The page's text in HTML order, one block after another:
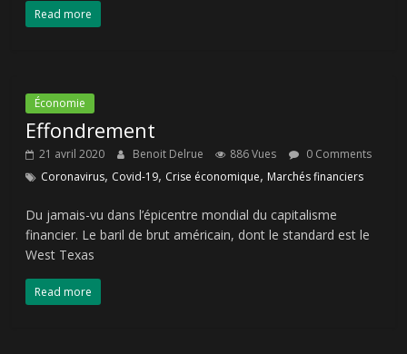
Read more
Économie
Effondrement
21 avril 2020 Benoit Delrue 886 Vues
0 Comments
Coronavirus, Covid-19, Crise économique, Marchés financiers
Du jamais-vu dans l’épicentre mondial du capitalisme
financier. Le baril de brut américain, dont le standard est le
West Texas
Read more